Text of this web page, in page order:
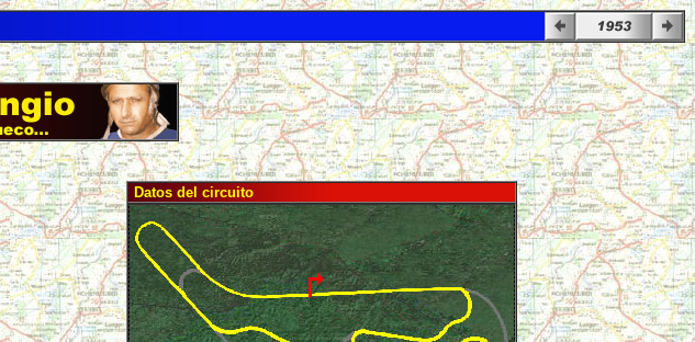
Datos del circuito